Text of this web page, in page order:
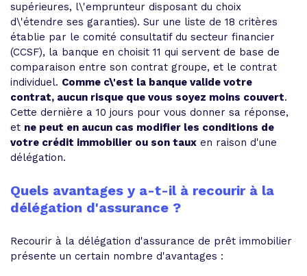
supérieures, l\'emprunteur disposant du choix
d\'étendre ses garanties). Sur une liste de 18 critères
établie par le comité consultatif du secteur financier
(CCSF), la banque en choisit 11 qui servent de base de
comparaison entre son contrat groupe, et le contrat
individuel. Comme c\'est la banque valide votre
contrat, aucun risque que vous soyez moins couvert.
Cette dernière a 10 jours pour vous donner sa réponse,
et ne peut en aucun cas modifier les conditions de
votre crédit immobilier ou son taux en raison d'une
délégation.
Quels avantages y a-t-il à recourir à la
délégation d'assurance ?
Recourir à la délégation d'assurance de prêt immobilier
présente un certain nombre d'avantages :